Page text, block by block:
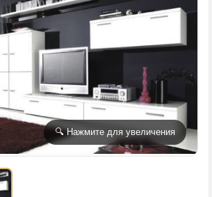
🔍 Нажмите для увеличения